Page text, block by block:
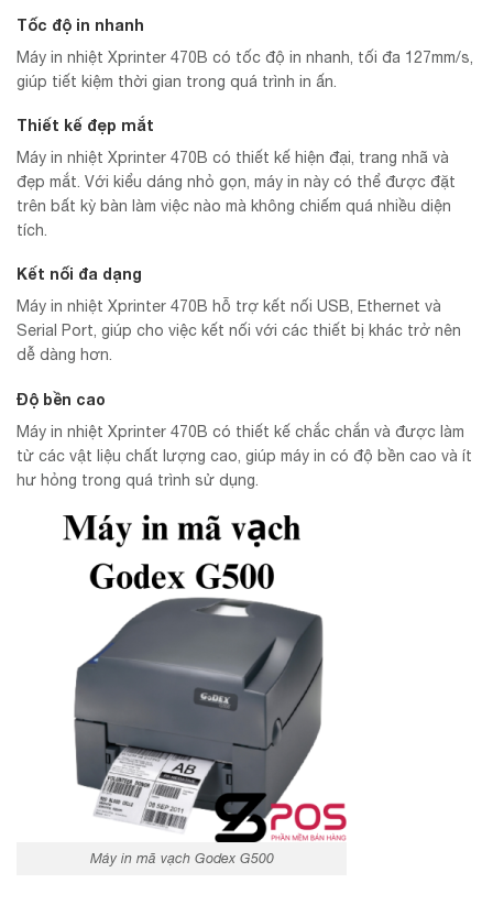
Tốc độ in nhanh
Máy in nhiệt Xprinter 470B có tốc độ in nhanh, tối đa 127mm/s,
giúp tiết kiệm thời gian trong quá trình in ấn.
Thiết kế đẹp mắt
Máy in nhiệt Xprinter 470B có thiết kế hiện đại, trang nhã và
đẹp mắt. Với kiểu dáng nhỏ gọn, máy in này có thể được đặt
trên bất kỳ bàn làm việc nào mà không chiếm quá nhiều diện
tích.
Kết nối đa dạng
Máy in nhiệt Xprinter 470B hỗ trợ kết nối USB, Ethernet và
Serial Port, giúp cho việc kết nối với các thiết bị khác trở nên
dễ dàng hơn.
Độ bền cao
Máy in nhiệt Xprinter 470B có thiết kế chắc chắn và được làm
từ các vật liệu chất lượng cao, giúp máy in có độ bền cao và ít
hư hỏng trong quá trình sử dụng.
Máy in mã vạch Godex G500